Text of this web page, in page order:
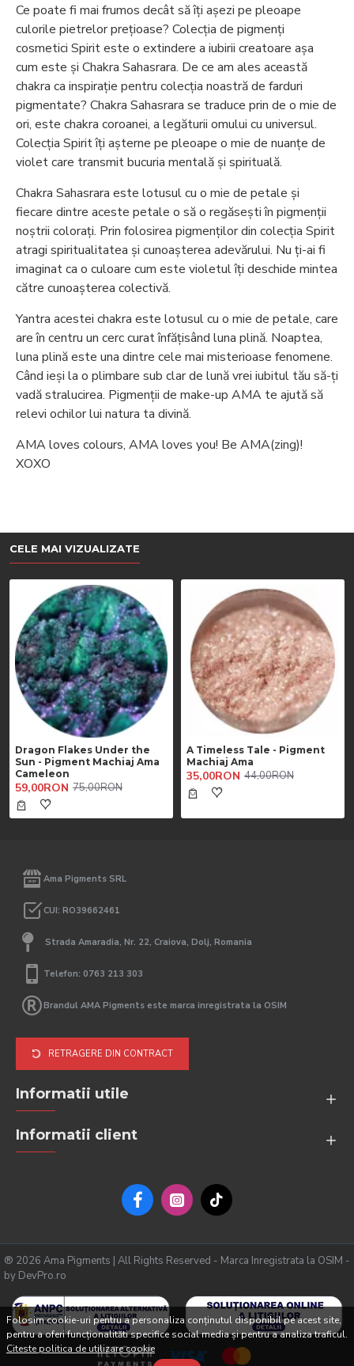
Ce poate fi mai frumos decât să îți așezi pe pleoape
culorile pietrelor prețioase? Colecția de pigmenți
cosmetici Spirit este o extindere a iubirii creatoare așa
cum este și Chakra Sahasrara. De ce am ales această
chakra ca inspirație pentru colecția noastră de farduri
pigmentate? Chakra Sahasrara se traduce prin de o mie de
ori, este chakra coroanei, a legăturii omului cu universul.
Colecția Spirit îți așterne pe pleoape o mie de nuanțe de
violet care transmit bucuria mentală și spirituală.
Chakra Sahasrara este lotusul cu o mie de petale și
fiecare dintre aceste petale o să o regăsești în pigmenții
noștrii colorați. Prin folosirea pigmenților din colecția Spirit
atragi spiritualitatea și cunoașterea adevărului. Nu ți-ai fi
imaginat ca o culoare cum este violetul îți deschide mintea
către cunoașterea colectivă.
Yantra acestei chakra este lotusul cu o mie de petale, care
are în centru un cerc curat înfățisând luna plină. Noaptea,
luna plină este una dintre cele mai misterioase fenomene.
Când ieși la o plimbare sub clar de lună vrei iubitul tău să-ți
vadă stralucirea. Pigmenții de make-up AMA te ajută să
relevi ochilor lui natura ta divină.
AMA loves colours, AMA loves you! Be AMA(zing)!
XOXO
CELE MAI VIZUALIZATE
Dragon Flakes Under the
Sun - Pigment Machiaj Ama
Cameleon
59,00RON 75,00RON
A Timeless Tale - Pigment
Machiaj Ama
35,00RON 44,00RON
Ama Pigments SRL
CUI: RO39662461
Strada Amaradia, Nr. 22, Craiova, Dolj, Romania
Telefon: 0763 213 303
Brandul AMA Pigments este marca inregistrata la OSIM
RETRAGERE DIN CONTRACT
Informatii utile
Informatii client
® 2026 Ama Pigments | All Rights Reserved - Marca Inregistrata la OSIM -
by DevPro.ro
Folosim cookie-uri pentru a personaliza conținutul disponibil pe acest site,
pentru a oferi funcționalităti specifice social media și pentru a analiza traficul.
Citeste politica de utilizare cookie